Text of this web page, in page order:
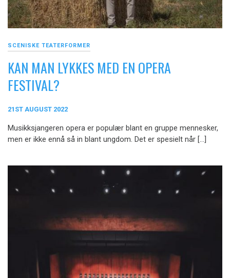
SCENISKE TEATERFORMER
KAN MAN LYKKES MED EN OPERA
FESTIVAL?
21ST AUGUST 2022
Musikksjangeren opera er populær blant en gruppe mennesker,
men er ikke ennå så in blant ungdom. Det er spesielt når […]